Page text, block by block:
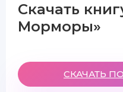
Скачать
Морморы»
СКАЧАТЬ